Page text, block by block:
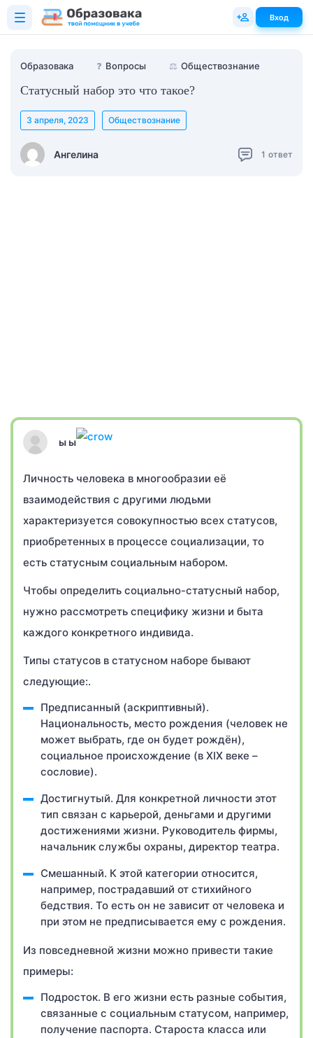
Образовака ❓ Вопросы ⚖️ Обществознание
Статусный набор это что такое?
Ангелина
3 апреля, 2023 Обществознание
1 ответ
ы ы
Личность человека в многообразии её
взаимодействия с другими людьми
характеризуется совокупностью всех статусов,
приобретенных в процессе социализации, то
есть статусным социальным набором.
Чтобы определить социально-статусный набор,
нужно рассмотреть специфику жизни и быта
каждого конкретного индивида.
Типы статусов в статусном наборе бывают
следующие:.
Предписанный (аскриптивный).
Национальность, место рождения (человек не
может выбрать, где он будет рождён),
социальное происхождение (в XIX веке –
сословие).
Достигнутый. Для конкретной личности этот
тип связан с карьерой, деньгами и другими
достижениями жизни. Руководитель фирмы,
начальник службы охраны, директор театра.
Смешанный. К этой категории относится,
например, пострадавший от стихийного
бедствия. То есть он не зависит от человека и
при этом не предписывается ему с рождения.
Из повседневной жизни можно привести такие
примеры:
Подросток. В его жизни есть разные события,
связанные с социальным статусом, например,
получение паспорта. Староста класса или
Вход